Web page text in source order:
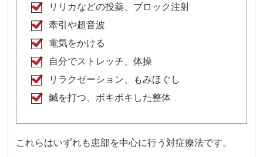
リリカなどの投薬、ブロック注射
牽引や超音波
電気をかける
自分でストレッチ、体操
リラクゼーション、もみほぐし
鍼を打つ、ボキボキした整体
これらはいずれも患部を中心に行う対症療法です。